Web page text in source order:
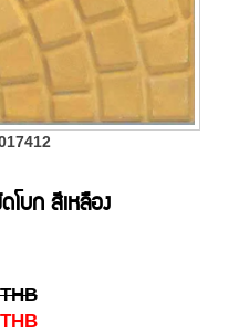
โบก สีเหลือง
THB
THB